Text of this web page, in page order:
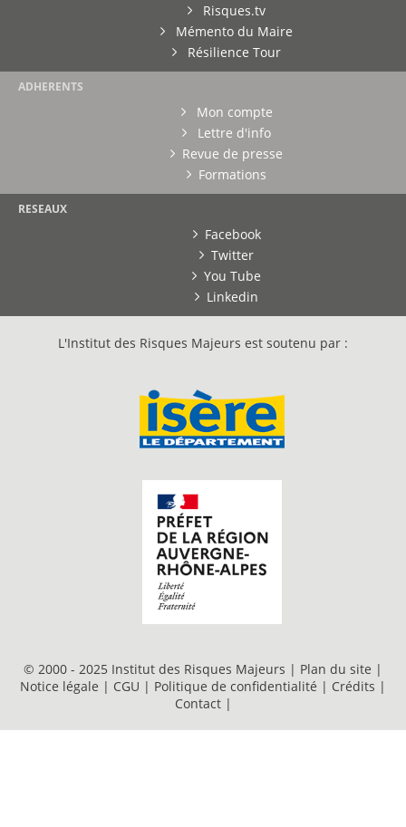
Risques.tv
Mémento du Maire
Résilience Tour
ADHERENTS
Mon compte
Lettre d'info
Revue de presse
Formations
RESEAUX
Facebook
Twitter
You Tube
Linkedin
L'Institut des Risques Majeurs est soutenu par :
© 2000 - 2025 Institut des Risques Majeurs | Plan du site |
Notice légale | CGU | Politique de confidentialité | Crédits |
Contact |